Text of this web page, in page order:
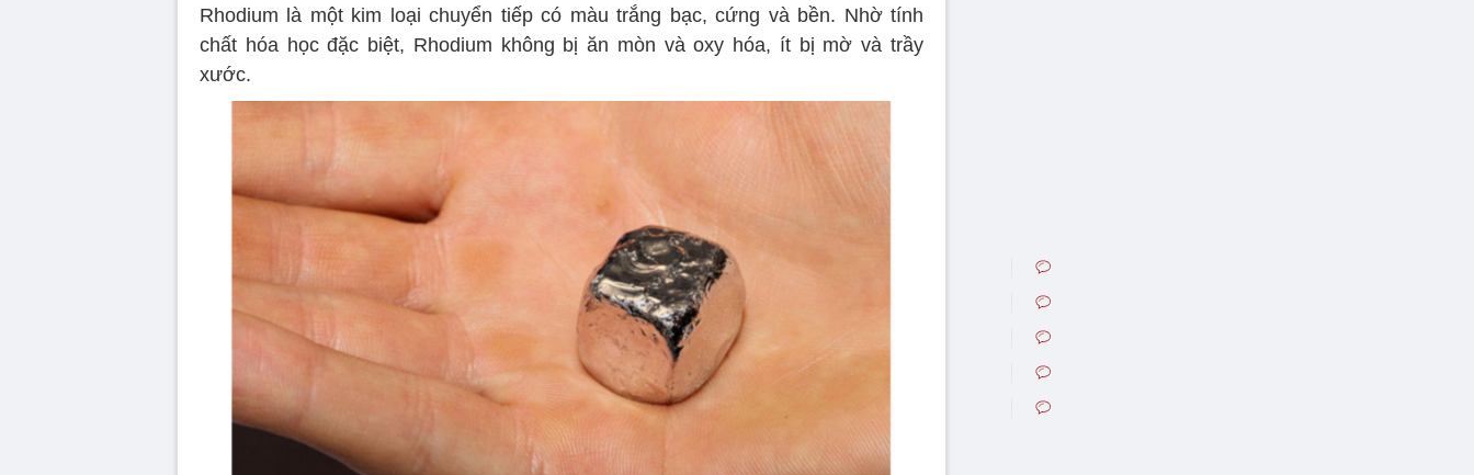
Rhodium là một kim loại chuyển tiếp có màu trắng bạc, cứng và bền. Nhờ tính
chất hóa học đặc biệt, Rhodium không bị ăn mòn và oxy hóa, ít bị mờ và trầy
xước.